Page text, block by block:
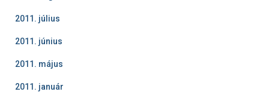
2011. július
2011. június
2011. május
2011. január